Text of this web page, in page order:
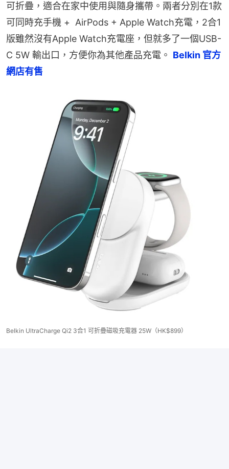
可折疊，適合在家中使用與隨身攜帶。兩者分別在1款
可同時充手機 +  AirPods + Apple Watch充電，2合1
版雖然沒有Apple Watch充電座，但就多了一個USB-
C 5W 輸出口，方便你為其他產品充電。 Belkin 官方
網店有售
Belkin UltraCharge Qi2 3合1 可折疊磁吸充電器 25W（HK$899）